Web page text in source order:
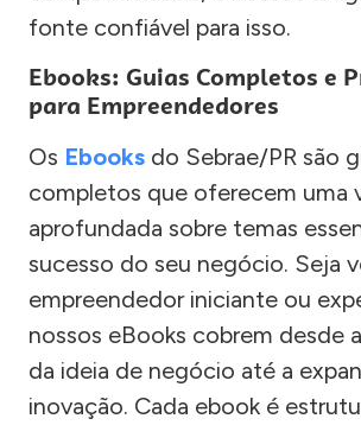
fonte confiável para isso.
Ebooks: Guias Completos e
para Empreendedores
Os Ebooks do Sebrae/PR são
completos que oferecem uma
aprofundada sobre temas
sucesso do seu negócio. Seja
empreendedor iniciante ou
nossos eBooks cobrem desde
da ideia de negócio até a
inovação. Cada ebook é